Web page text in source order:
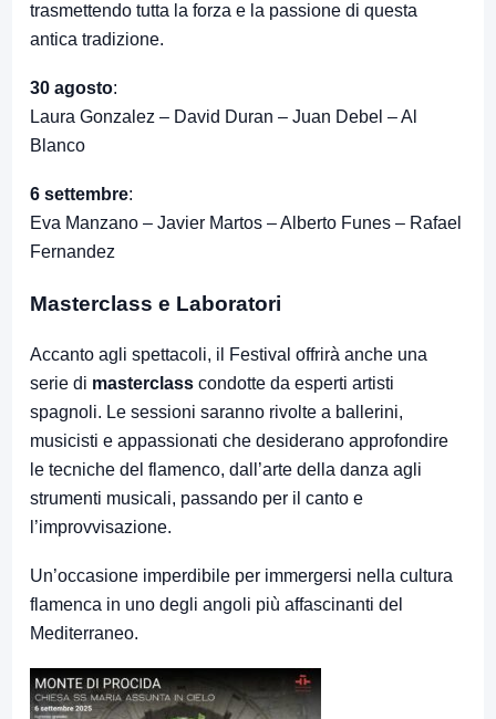
trasmettendo tutta la forza e la passione di questa
antica tradizione.
30 agosto:
Laura Gonzalez – David Duran – Juan Debel – Al
Blanco
6 settembre:
Eva Manzano – Javier Martos – Alberto Funes – Rafael
Fernandez
Masterclass e Laboratori
Accanto agli spettacoli, il Festival offrirà anche una
serie di masterclass condotte da esperti artisti
spagnoli. Le sessioni saranno rivolte a ballerini,
musicisti e appassionati che desiderano approfondire
le tecniche del flamenco, dall’arte della danza agli
strumenti musicali, passando per il canto e
l’improvvisazione.
Un’occasione imperdibile per immergersi nella cultura
flamenca in uno degli angoli più affascinanti del
Mediterraneo.